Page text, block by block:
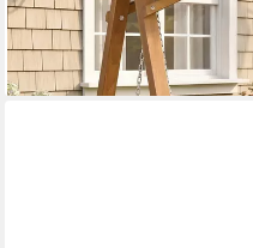
324,90 € UVP535,90 €
-39%
lieferbar - in 3-4 Werktagen bei dir